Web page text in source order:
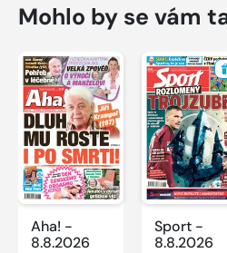
Mohlo by se vám
Aha! -
8.8.2026
Sport -
8.8.2026